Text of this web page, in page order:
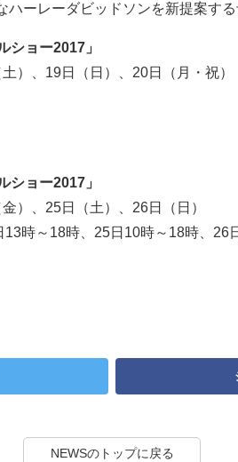
ーレーダビッドソンを新提案する
ショー2017」
）、19日（日）、20日（月・祝）
ショー2017」
）、25日（土）、26日（日）
13時～18時、25日10時～18時、26
NEWSのトップに戻る